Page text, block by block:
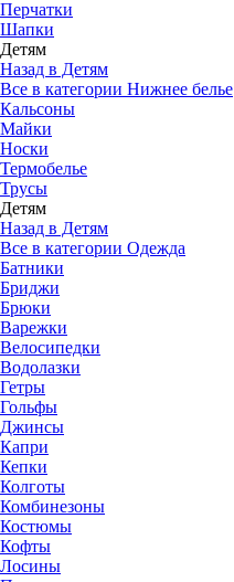
Перчатки
Шапки
Детям
Назад в Детям
Все в категории Нижнее белье
Кальсоны
Майки
Носки
Термобелье
Трусы
Детям
Назад в Детям
Все в категории Одежда
Батники
Бриджи
Брюки
Варежки
Велосипедки
Водолазки
Гетры
Гольфы
Джинсы
Капри
Кепки
Колготы
Комбинезоны
Костюмы
Кофты
Лосины